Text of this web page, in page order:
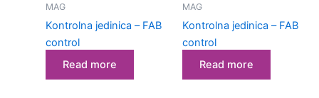
MAG
Kontrolna jedinica – FAB
control
Read more
MAG
Kontrolna jedinica – FAB
control
Read more